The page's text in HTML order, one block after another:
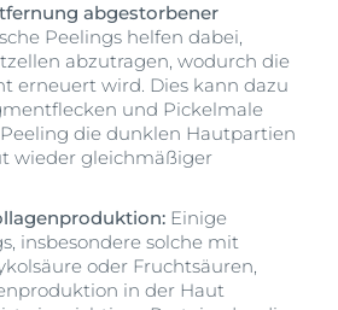
abgestorbener
Peelings helfen dabei,
abzutragen, wodurch die
erneuert wird. Dies kann dazu
und Pickelmale
die dunklen Hautpartien
wieder gleichmäßiger
Einige
insbesondere solche mit
oder Fruchtsäuren,
in der Haut